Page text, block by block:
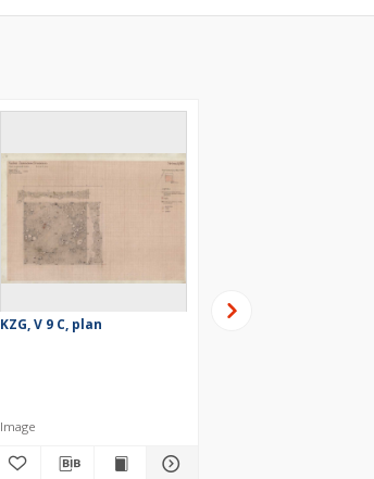
KZG, V 9 C, plan
Image
KZG, V 9 C, plan